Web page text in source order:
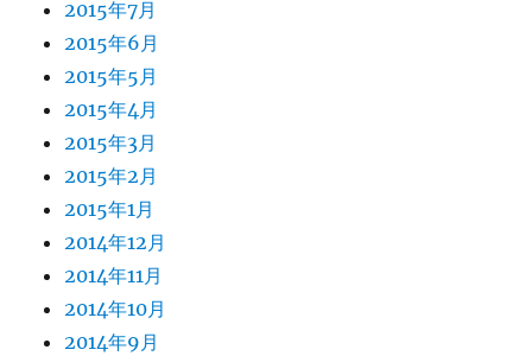
2015年7月
2015年6月
2015年5月
2015年4月
2015年3月
2015年2月
2015年1月
2014年12月
2014年11月
2014年10月
2014年9月